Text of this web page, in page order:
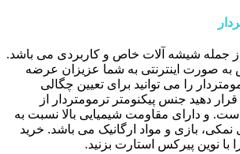
از جمله شیشه آلات خاص و کاربردی می باشد.
صورت اینترنتی به شما عزیزان عرضه
را می توانید برای تعیین چگالی
دهید جنس پیکنومتر ترمومتردار از
و دارای مقاومت شیمیایی بالا نسبت به
نمکی، بازی و مواد ارگانیک می باشد. خرید
با نوین پیرکس استارت بزنید.